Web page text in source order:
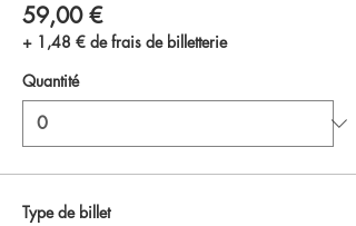
59,00 €
+ 1,48 € de frais de billetterie
Quantité
Type de billet